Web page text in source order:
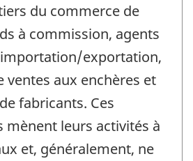
du commerce de
à commission, agents
exportation,
ventes aux enchères et
fabricants. Ces
mènent leurs activités à
et, généralement, ne